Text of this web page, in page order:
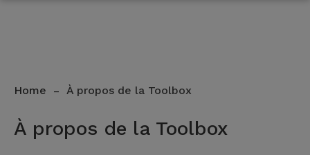
Home – À propos de la Toolbox
À propos de la Toolbox